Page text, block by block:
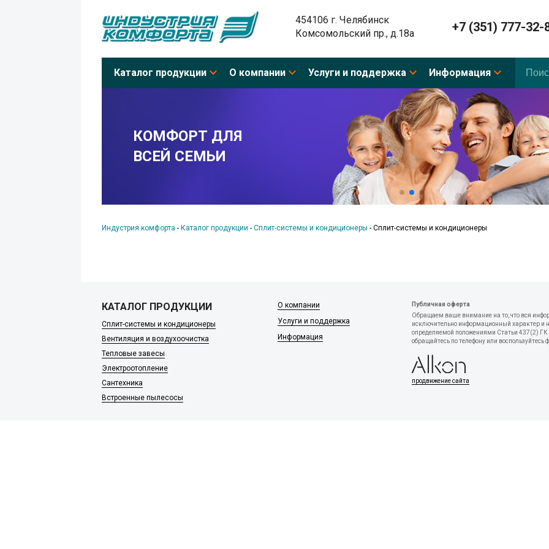
454106 г. Челябинск
Комсомольский пр., д.18а
+7 (351) 777-32-
Каталог продукции О компании Услуги и поддержка Информация
ШИРОКИЙ
АССОРТИМЕНТ
Индустрия комфорта - Каталог продукции - Сплит-системы и кондиционеры - Сплит-системы и кондиционеры
КАТАЛОГ ПРОДУКЦИИ
Сплит-системы и кондиционеры
Вентиляция и воздухоочистка
Тепловые завесы
Электроотопление
Сантехника
Встроенные пылесосы
О компании
Услуги и поддержка
Информация
Публичная оферта
Обращаем ваше внимание на то, что вся
исключительно информационный характер и
определяемой положениями Статьи 437(2)
обращайтесь по телефону или воспользуйтесь
продвижение сайта